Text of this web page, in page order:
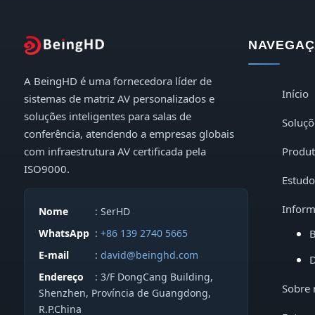
Outdoor LED Displays
A BeingHD é uma fornecedora líder de
sistemas de matriz AV personalizados e
soluções inteligentes para salas de
conferência, atendendo a empresas globais
com infraestrutura AV certificada pela
ISO9000.
Nome
: SerHD
WhatsApp : +86 139 2740 5665
E-mail
: david@beinghd.com
Endereço
: 3/F DongCang Building,
Shenzhen, Província de Guangdong,
R.P.China
Início
Sobre